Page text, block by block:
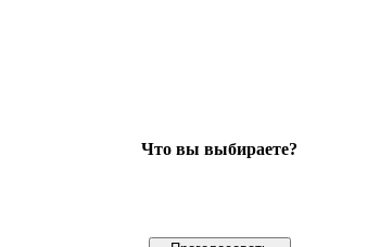
Что вы выбираете?